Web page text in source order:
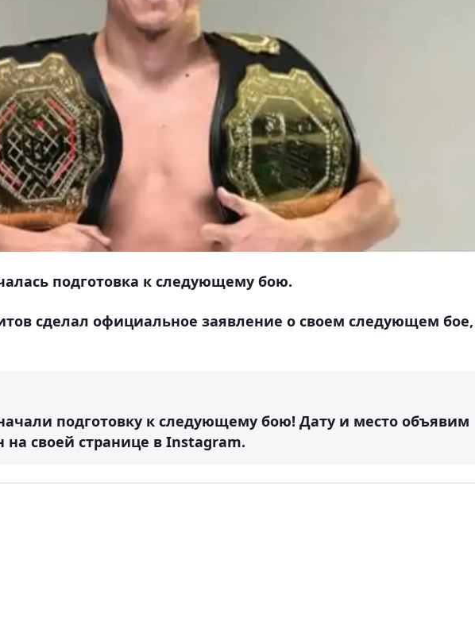
подготовка к следующему бою.
сделал официальное заявление о своем следующем бое,
подготовку к следующему бою! Дату и место объявим
на своей странице в Instagram.